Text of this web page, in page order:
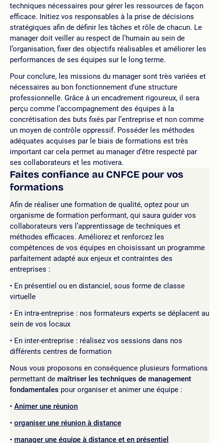
techniques nécessaires pour gérer les ressources de façon
efficace. Initiez vos responsables à la prise de décisions
stratégiques afin de définir les tâches et rôle de chacun. Le
manager doit veiller au respect de l’humain au sein de
l’organisation, fixer des objectifs réalisables et améliorer les
performances de ses équipes sur le long terme.
Pour conclure, les missions du manager sont très variées et
nécessaires au bon fonctionnement d’une structure
professionnelle. Grâce à un encadrement rigoureux, il sera
perçu comme l’accompagnement des équipes à la
concrétisation des buts fixés par l’entreprise et non comme
un moyen de contrôle oppressif. Posséder les méthodes
adéquates acquises par le biais de formations est très
important car cela permet au manager d’être respecté par
ses collaborateurs et les motivera.
Faites confiance au CNFCE pour vos
formations
Afin de réaliser une formation de qualité, optez pour un
organisme de formation performant, qui saura guider vos
collaborateurs vers l’apprentissage de techniques et
méthodes efficaces. Améliorez et renforcez les
compétences de vos équipes en choisissant un programme
parfaitement adapté aux enjeux et contraintes des
entreprises :
En présentiel ou en distanciel, sous forme de classe
virtuelle
En intra-entreprise : nos formateurs experts se déplacent au
sein de vos locaux
En inter-entreprise : réalisez vos sessions dans nos
différents centres de formation
Nous vous proposons en conséquence plusieurs formations
permettant de maîtriser les techniques de management
fondamentales pour organiser et animer une équipe :
Animer une réunion
organiser une réunion à distance
manager une équipe à distance et en présentiel